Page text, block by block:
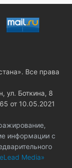
Все права
ул. Боткина, 8
от 10.05.2021
информации с
Media»